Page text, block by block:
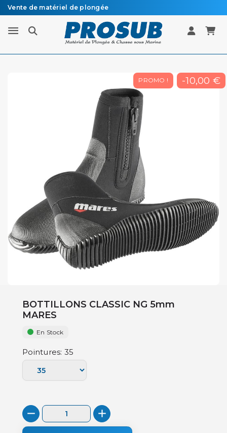
Vente de matériel de plongée
Livraison sous 48h à 72h en colissimo recommandé
PROMO ! -10,00 €
BOTTILLONS CLASSIC NG 5mm
MARES
En Stock
Pointures: 35